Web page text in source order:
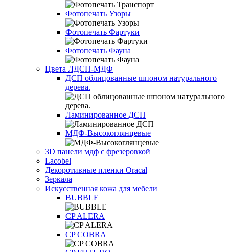
Фотопечать Узоры
Фотопечать Фартуки
Фотопечать Фауна
Цвета ЛДСП-МДФ
ДСП облицованные шпоном натурального
дерева.
Ламинированное ДСП
МДФ-Высокоглянцевые
3D панели мдф с фрезеровкой
Lacobel
Декоротивные пленки Oracal
Зеркала
Искусственная кожа для мебели
BUBBLE
CP ALERA
CP COBRA